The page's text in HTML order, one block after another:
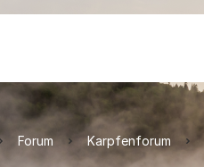
Forum Karpfenforum